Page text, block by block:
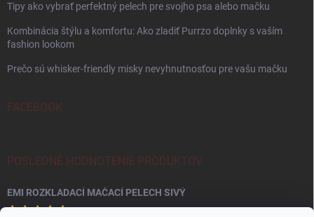
Tipy ako vybrať perfektný pelech pre svojho psa alebo mačku
Kombinácia štýlu a komfortu: Ako zladiť Purrzo doplnky s vaším
fashion lookom
Prečo sú whisker-friendly misky nevyhnutnosťou pre vašu mačku
FACEBOOK
POSLEDNÉ HODNOTENIE PRODUKTOV
EMI ROZKLADACÍ MAČACÍ PELECH SIVÝ